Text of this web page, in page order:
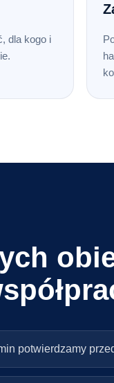
dla kogo i
potwierdzamy